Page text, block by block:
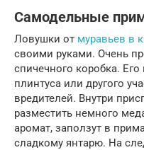
Самодельные
Ловушки от муравьев в
своими руками. Очень
спичечного коробка.
плинтуса или другого
вредителей. Внутри
разместить немного
аромат, заползут в
сладкому янтарю. На